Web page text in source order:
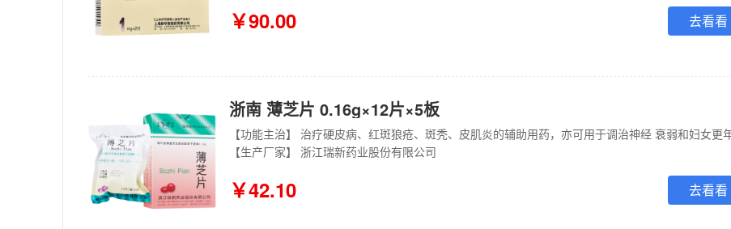
￥90.00 去看看
浙南 薄芝片 0.16g×12片×5板
【生产厂家】 浙江瑞新药业股份有限公司
￥42.10 去看看